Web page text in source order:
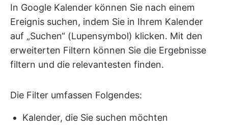
In Google Kalender können Sie nach einem
Ereignis suchen, indem Sie in Ihrem Kalender
auf „Suchen“ (Lupensymbol) klicken. Mit den
erweiterten Filtern können Sie die Ergebnisse
filtern und die relevantesten finden.
Die Filter umfassen Folgendes:
Kalender, die Sie suchen möchten